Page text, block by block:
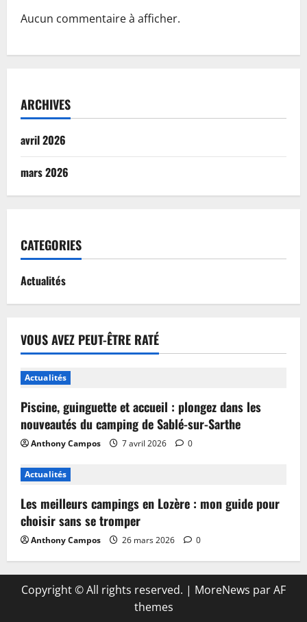
Aucun commentaire à afficher.
ARCHIVES
avril 2026
mars 2026
CATEGORIES
Actualités
VOUS AVEZ PEUT-ÊTRE RATÉ
Actualités
Piscine, guinguette et accueil : plongez dans les
nouveautés du camping de Sablé-sur-Sarthe
Anthony Campos 7 avril 2026 0
Actualités
Les meilleurs campings en Lozère : mon guide pour
choisir sans se tromper
Anthony Campos 26 mars 2026 0
Copyright © All rights reserved. | MoreNews par AF
themes